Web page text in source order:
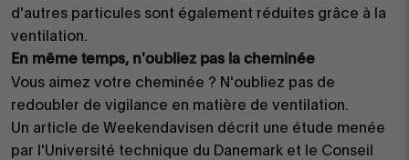
d'autres particules sont également réduites grâce à la
ventilation.
En même temps, n'oubliez pas la cheminée
Vous aimez votre cheminée ? N'oubliez pas de
redoubler de vigilance en matière de ventilation.
Un article de Weekendavisen décrit une étude menée
par l'Université technique du Danemark et le Conseil